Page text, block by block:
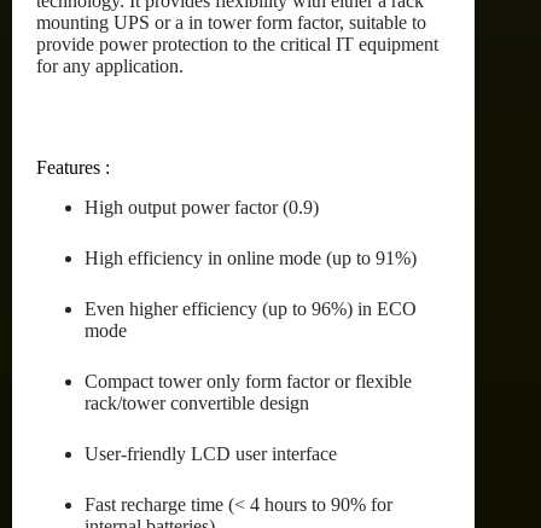
mounting UPS or a in tower form factor, suitable to
provide power protection to the critical IT equipment
for any application.
Features :
High output power factor (0.9)
High efficiency in online mode (up to 91%)
Even higher efficiency (up to 96%) in ECO
mode
Compact tower only form factor or flexible
rack/tower convertible design
User-friendly LCD user interface
Fast recharge time (< 4 hours to 90% for